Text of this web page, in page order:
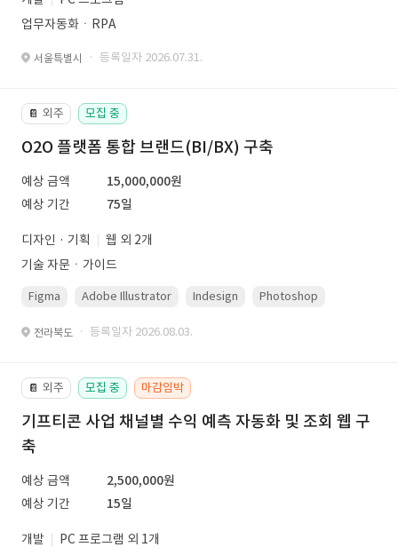
업무자동화ㆍRPA
서울특별시 · 등록일자 2026.07.31.
📔 외주 모집 중
O2O 플랫폼 통합 브랜드(BI/BX) 구축
예상 금액
15,000,000원
예상 기간
75일
디자인 · 기획
웹 외 2개
기술 자문ㆍ가이드
Figma Adobe Illustrator Indesign Photoshop
전라북도 · 등록일자 2026.08.03.
📔 외주 모집 중 마감임박
기프티콘 사업 채널별 수익 예측 자동화 및 조회 웹 구
축
예상 금액
2,500,000원
예상 기간
15일
개발
PC 프로그램 외 1개